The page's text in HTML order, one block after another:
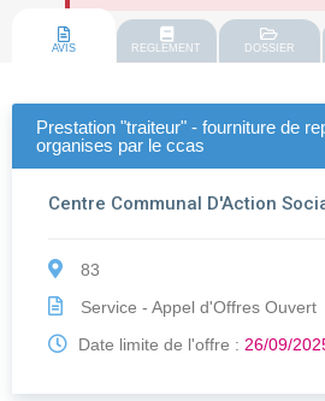
AVIS REGLEMENT DOSSIER
Prestation "traiteur" - fourniture de
organises par le ccas
Centre Communal D'Action
83
Service - Appel d'Offres Ouvert
Date limite de l'offre : 26/09/